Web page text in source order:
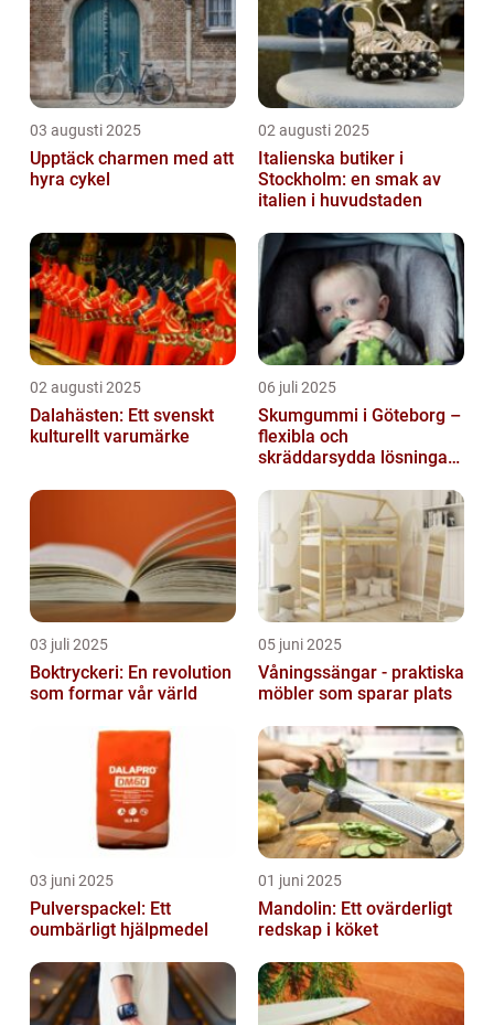
03 augusti 2025
Upptäck charmen med att
hyra cykel
02 augusti 2025
Italienska butiker i
Stockholm: en smak av
italien i huvudstaden
02 augusti 2025
Dalahästen: Ett svenskt
kulturellt varumärke
06 juli 2025
Skumgummi i Göteborg –
flexibla och
skräddarsydda lösningar
03 juli 2025
Boktryckeri: En revolution
som formar vår värld
05 juni 2025
Våningssängar - praktiska
möbler som sparar plats
03 juni 2025
Pulverspackel: Ett
oumbärligt hjälpmedel
01 juni 2025
Mandolin: Ett ovärderligt
redskap i köket